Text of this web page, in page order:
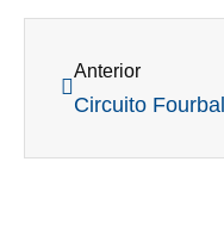
Anterior